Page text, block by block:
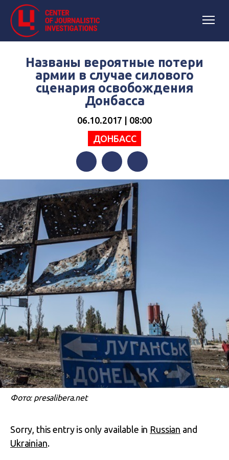
Названы вероятные потери
армии в случае силового
сценария освобождения
Донбасса
06.10.2017 | 08:00
ДОНБАСС
FacebookTwitterTelegram
Фото: presalibera.net
Sorry, this entry is only available in Russian and
Ukrainian.